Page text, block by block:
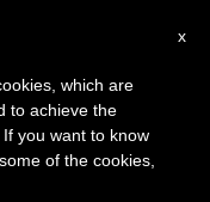
di una
x
which are
to achieve the
you want to know
of the cookies,